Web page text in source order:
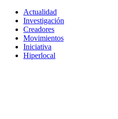
Actualidad
Investigación
Creadores
Movimientos
Iniciativa
Hiperlocal